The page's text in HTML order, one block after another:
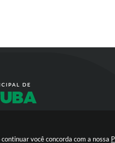
você concorda com a nossa